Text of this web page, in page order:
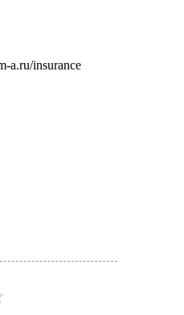
a.ru/insurance